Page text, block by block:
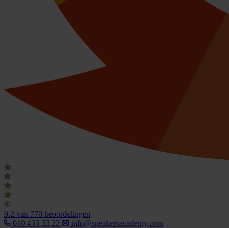
9.2 van 770 beoordelingen
010 433 33 22
info@speakersacademy.com